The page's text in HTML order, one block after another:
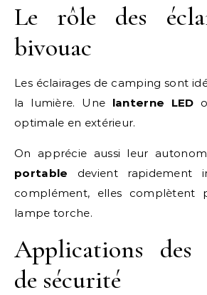
Le rôle des
bivouac
Les éclairages de camping sont
la lumière. Une lanterne LED
optimale en extérieur.
On apprécie aussi leur
portable devient rapidement
complément, elles complètent
lampe torche.
Applications des
de sécurité